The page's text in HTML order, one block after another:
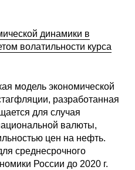
промышленного
динамики в
волатильности курса
модель экономической
разработанная
для случая
валюты,
цен на нефть.
среднесрочного
России до 2020 г.